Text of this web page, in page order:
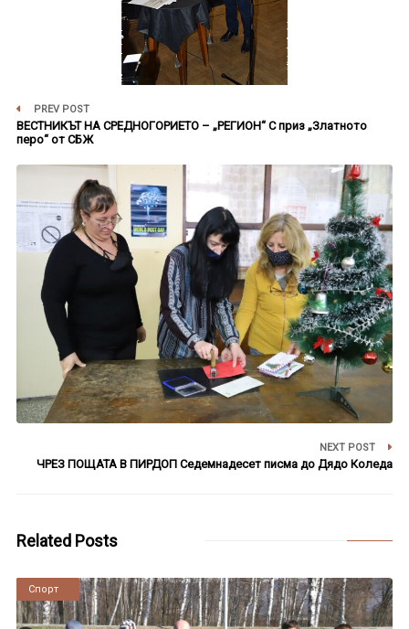
PREV POST
ВЕСТНИКЪТ НА СРЕДНОГОРИЕТО – „РЕГИОН“ С приз „Златното
перо“ от СБЖ
NEXT POST
ЧРЕЗ ПОЩАТА В ПИРДОП Седемнадесет писма до Дядо Коледа
Related Posts
Новини
Спорт